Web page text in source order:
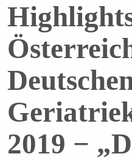
2019 −